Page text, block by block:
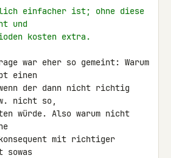
einfacher ist; ohne diese
und
kosten extra.
war eher so gemeint: Warum
einen
der dann nicht richtig
nicht so,
würde. Also warum nicht
konsequent mit richtiger
sowas